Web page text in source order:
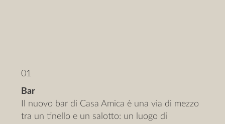
Bar
Il nuovo bar di Casa Amica è una via di mezzo
tra un tinello e un salotto: un luogo di
01